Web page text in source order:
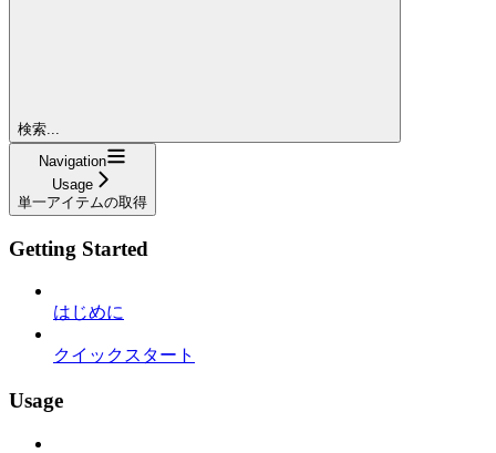
検索...
Navigation
Usage
単一アイテムの取得
Getting Started
はじめに
クイックスタート
Usage